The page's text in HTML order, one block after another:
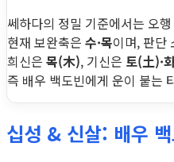
쎄하다의 정밀 기준에서는 오
현재 보완축은 수·목이며, 판단
희신은 목(木), 기신은 토(土)·
즉 배우 백도빈에게 운이 붙는
십성 & 신살: 배우